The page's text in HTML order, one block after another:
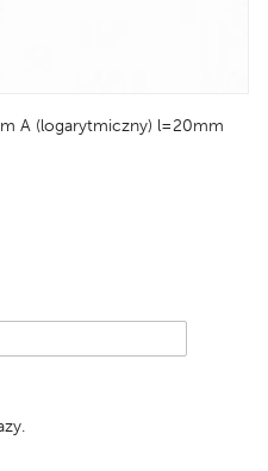
A (logarytmiczny) l=20mm